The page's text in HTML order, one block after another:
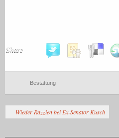
Share
Bestattung
Wieder Razzien bei Ex-Senator Kusch